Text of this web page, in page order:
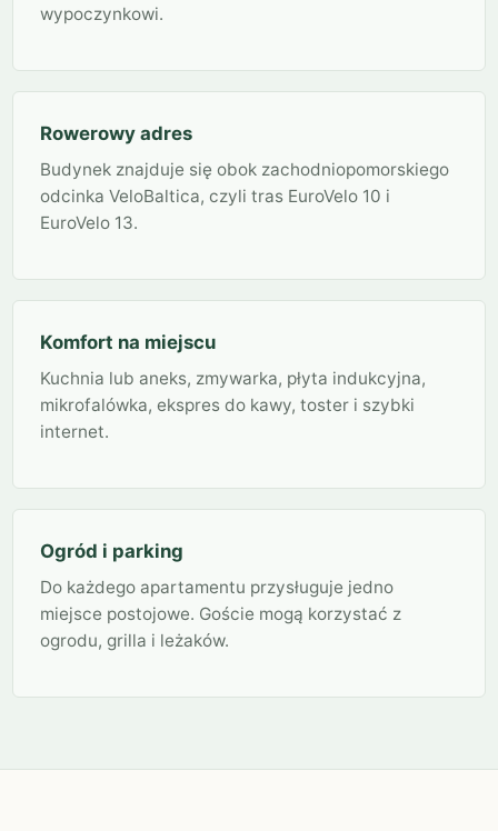
wypoczynkowi.
Rowerowy adres
Budynek znajduje się obok zachodniopomorskiego
odcinka VeloBaltica, czyli tras EuroVelo 10 i
EuroVelo 13.
Komfort na miejscu
Kuchnia lub aneks, zmywarka, płyta indukcyjna,
mikrofalówka, ekspres do kawy, toster i szybki
internet.
Ogród i parking
Do każdego apartamentu przysługuje jedno
miejsce postojowe. Goście mogą korzystać z
ogrodu, grilla i leżaków.